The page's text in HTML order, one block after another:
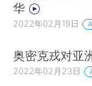
华
2022年02月19日
奥密克戎对亚
2022年02月23日